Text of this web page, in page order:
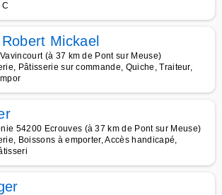
Mickael
(à 37 km de Pont sur Meuse)
Pâtisserie sur commande, Quiche, Traiteur,
54200 Ecrouves (à 37 km de Pont sur Meuse)
Boissons à emporter, Accès handicapé,